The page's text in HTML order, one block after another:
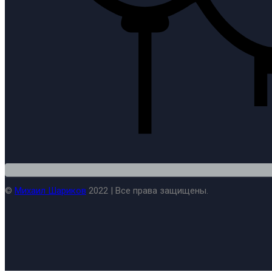
© Михаил Шариков 2022 | Все права защищены.